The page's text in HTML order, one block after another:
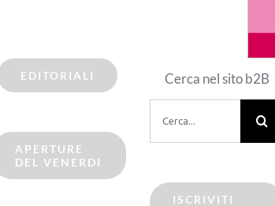
EDITORIALI
APERTURE
DEL VENERDI
Cerca nel sito b2B
per:
ISCRIVITI